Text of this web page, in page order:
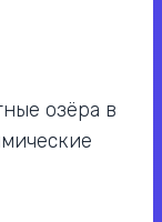
озёра в